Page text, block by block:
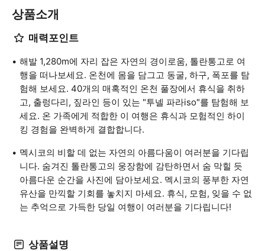
상품소개
매력포인트
해발 1,280m에 자리 잡은 자연의 경이로움, 톨란통고로 여
행을 떠나보세요. 온천에 몸을 담그고 동굴, 하구, 폭포를 탐
험해 보세요. 40개의 매혹적인 온천 풀장에서 휴식을 취하
고, 출렁다리, 짚라인 등이 있는 "투넬 파라iso"를 탐험해 보
세요. 온 가족에게 적합한 이 여행은 휴식과 모험적인 하이
킹 경험을 완벽하게 결합합니다.
멕시코의 비할 데 없는 자연의 아름다움이 여러분을 기다립
니다. 숨겨진 톨란통고의 웅장함에 감탄하면서 숨 막힐 듯
아름다운 순간을 사진에 담아보세요. 멕시코의 풍부한 자연
유산을 만끽할 기회를 놓치지 마세요. 휴식, 모험, 잊을 수 없
는 추억으로 가득한 당일 여행이 여러분을 기다립니다!
상품설명